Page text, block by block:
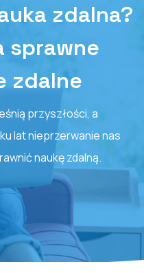
zdalna?
sprawne
zdalne
przyszłości, a
lat nieprzerwanie nas
naukę zdalną.